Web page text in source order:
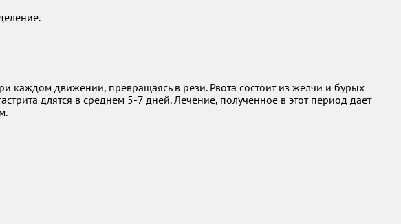
каждом движении, превращаясь в рези. Рвота состоит из желчи и бурых
длятся в среднем 5-7 дней. Лечение, полученное в этот период дает